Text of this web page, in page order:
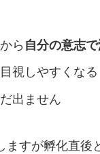
ら 自分の意志
視しやすくなる
出ません
ますが孵化直後